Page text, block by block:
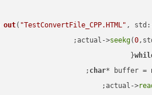
out( "TestConvertFile_CPP.HTML" ,
seekg(0
char* buffer =